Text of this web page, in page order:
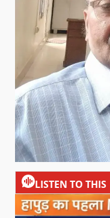
LISTEN TO THIS